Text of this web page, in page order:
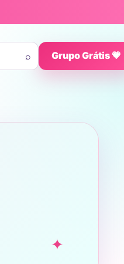
⌕ Grupo Grátis 💗